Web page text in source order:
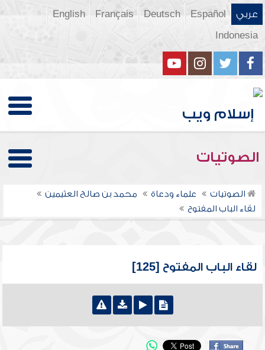
عربي Español
Deutsch
Français
English
Indonesia
الصوتيات
الصوتيات علماء ودعاة
محمد بن صالح العثيمين
لقاء الباب المفتوح
لقاء الباب المفتوح [125]